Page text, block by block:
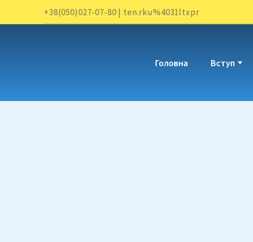
+38(050)027-07-80 | ten.rku%4031ltxpr
Головна Вступ